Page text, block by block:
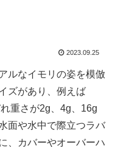
2023.09.25
ルなイモリの姿を模倣
ズがあり、例えば
重さが2g、4g、16g
面や水中で際立つラバ
、カバーやオーバーハ